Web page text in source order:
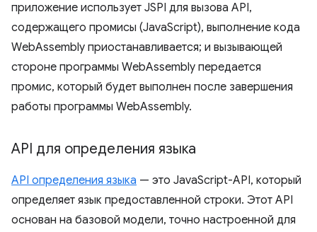
приложение использует JSPI для вызова API,
содержащего промисы (JavaScript), выполнение кода
WebAssembly приостанавливается; и вызывающей
стороне программы WebAssembly передается
промис, который будет выполнен после завершения
работы программы WebAssembly.
API для определения языка
API определения языка — это JavaScript-API, который
определяет язык предоставленной строки. Этот API
основан на базовой модели, точно настроенной для